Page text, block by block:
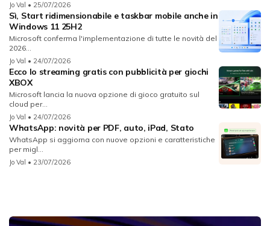
Jo Val • 25/07/2026
Sì, Start ridimensionabile e taskbar mobile anche in
Windows 11 25H2
Microsoft conferma l'implementazione di tutte le novità del
2026...
Jo Val • 24/07/2026
Ecco lo streaming gratis con pubblicità per giochi
XBOX
Microsoft lancia la nuova opzione di gioco gratuito sul
cloud per...
Jo Val • 24/07/2026
WhatsApp: novità per PDF, auto, iPad, Stato
WhatsApp si aggiorna con nuove opzioni e caratteristiche
per migl...
Jo Val • 23/07/2026